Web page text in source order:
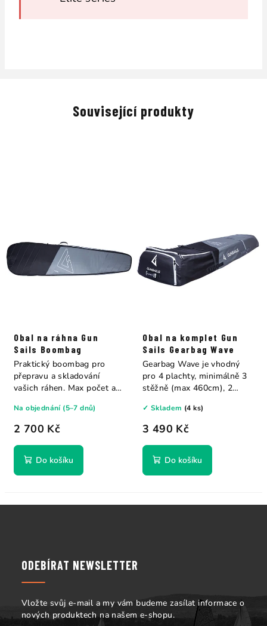
Související produkty
Obal na ráhna Gun
Sails Boombag
2 700 Kč
Na objednání (5–7 dnů)
Do košíku
Praktický boombag pro
přepravu a skladování
vašich ráhen. Max počet až
Obal na komplet Gun
Sails Gearbag Wave
3 490 Kč
✓ Skladem (4 ks)
Do košíku
Gearbag Wave je vhodný
pro 4 plachty, minimálně 3
stěžně (max 460cm), 2
ODEBÍRAT NEWSLETTER
Vložte svůj e-mail a my vám budeme zasílat informace o
nových produktech na našem e-shopu.